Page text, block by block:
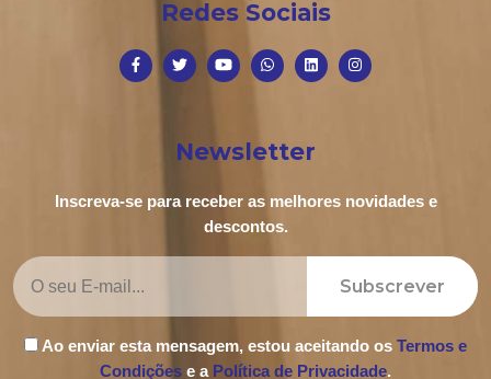
Redes Sociais
Newsletter
Inscreva-se para receber as melhores novidades e
descontos.
Subscrever
Ao enviar esta mensagem, estou aceitando os Termos e
Condições e a Política de Privacidade.